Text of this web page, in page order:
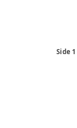
Side 1